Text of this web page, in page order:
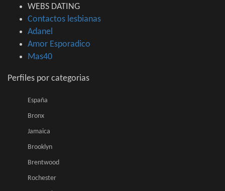
WEBS DATING
Contactos lesbianas
Adanel
Amor Esporadico
Mas40
Perfiles por categorias
España
Bronx
Jamaica
Brooklyn
Brentwood
Rochester